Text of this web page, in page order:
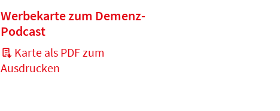
Werbekarte zum Demenz-
Podcast
Karte als PDF zum
Ausdrucken